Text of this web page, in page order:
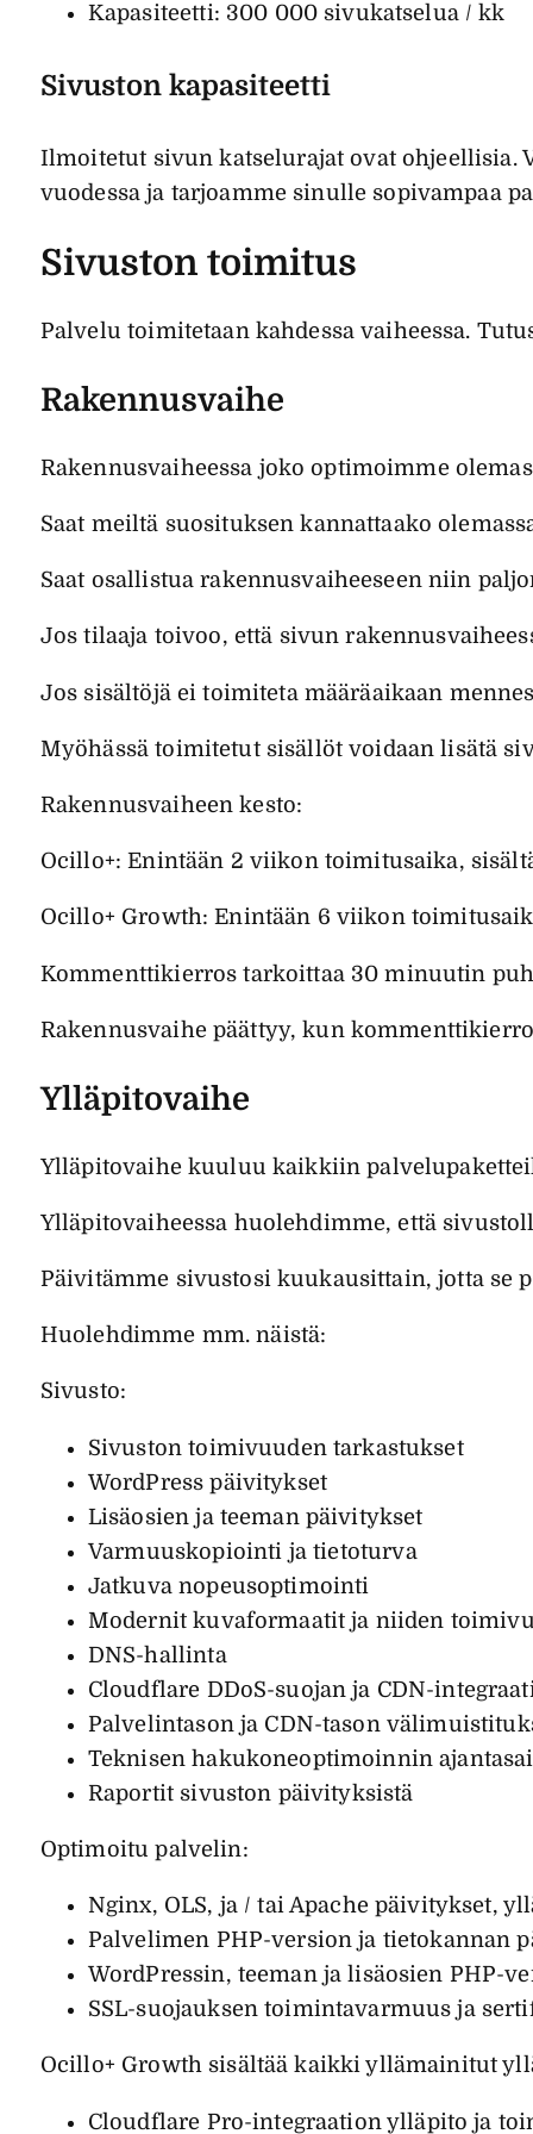
Kapasiteetti: 300 000 sivukatselua / kk
Sivuston kapasiteetti
Ilmoitetut sivun katselurajat ovat ohjeellisia.
vuodessa ja tarjoamme sinulle sopivampaa
Sivuston toimitus
Palvelu toimitetaan kahdessa vaiheessa.
Rakennusvaihe
Rakennusvaiheessa joko optimoimme
Saat meiltä suosituksen kannattaako
Saat osallistua rakennusvaiheeseen niin
Jos tilaaja toivoo, että sivun
Jos sisältöjä ei toimiteta määräaikaan
Myöhässä toimitetut sisällöt voidaan lisätä
Rakennusvaiheen kesto:
Ocillo+: Enintään 2 viikon toimitusaika,
Ocillo+ Growth: Enintään 6 viikon
Kommenttikierros tarkoittaa 30 minuutin
Rakennusvaihe päättyy, kun
Ylläpitovaihe
Ylläpitovaihe kuuluu kaikkiin
Ylläpitovaiheessa huolehdimme, että
Päivitämme sivustosi kuukausittain, jotta se
Huolehdimme mm. näistä:
Sivusto:
Sivuston toimivuuden tarkastukset
WordPress päivitykset
Lisäosien ja teeman päivitykset
Varmuuskopiointi ja tietoturva
Jatkuva nopeusoptimointi
Modernit kuvaformaatit ja niiden
DNS-hallinta
Cloudflare DDoS-suojan ja CDN-
Palvelintason ja CDN-tason
Teknisen hakukoneoptimoinnin
Raportit sivuston päivityksistä
Optimoitu palvelin:
Nginx, OLS, ja / tai Apache päivitykset,
Palvelimen PHP-version ja tietokannan
WordPressin, teeman ja lisäosien PHP-
SSL-suojauksen toimintavarmuus ja
Ocillo+ Growth sisältää kaikki yllämainitut
Cloudflare Pro-integraation ylläpito ja